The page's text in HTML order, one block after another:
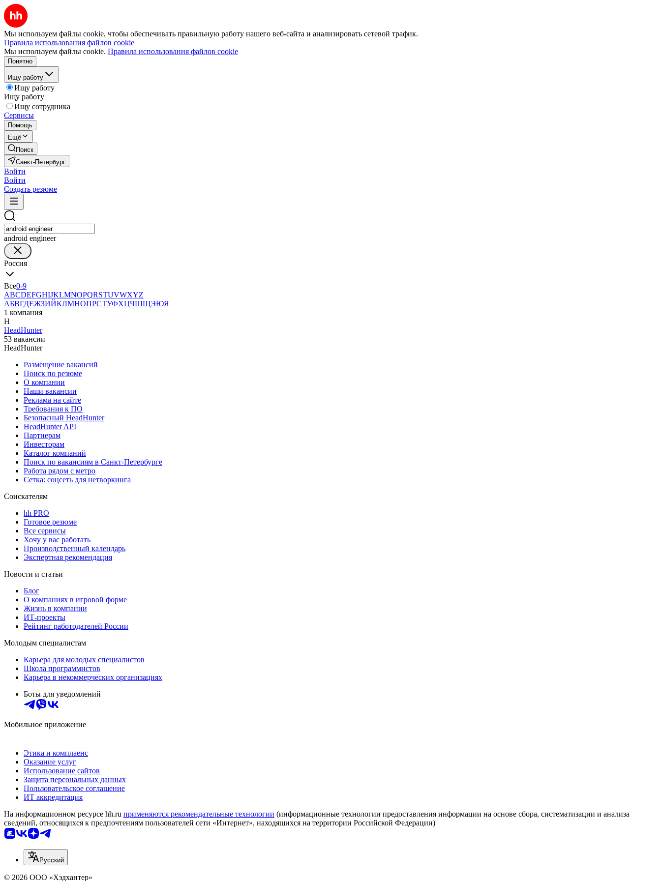
Мы используем файлы cookie, чтобы обеспечивать правильную работу нашего веб-сайта и анализировать сетевой трафик.
Правила использования файлов cookie
Мы используем файлы cookie. Правила использования файлов cookie
Понятно
Ищу работу
Ищу работу
Ищу работу
Ищу сотрудника
Сервисы
Помощь
Ещё
Поиск
Санкт-Петербург
Войти
Войти
Создать резюме
android engineer
Россия
Все0-9
ABCDEFGHIJKLMNOPQRSTUVWXYZ
АБВГДЕЖЗИЙКЛМНОПРСТУФХЦЧШЩЭЮЯ
1 компания
H
HeadHunter
53 вакансии
HeadHunter
Размещение вакансий
Поиск по резюме
О компании
Наши вакансии
Реклама на сайте
Требования к ПО
Безопасный HeadHunter
HeadHunter API
Партнерам
Инвесторам
Каталог компаний
Поиск по вакансиям в Санкт-Петербурге
Работа рядом с метро
Сетка: соцсеть для нетворкинга
Соискателям
hh PRO
Готовое резюме
Все сервисы
Хочу у вас работать
Производственный календарь
Экспертная рекомендация
Новости и статьи
Блог
О компаниях в игровой форме
Жизнь в компании
ИТ-проекты
Рейтинг работодателей России
Молодым специалистам
Карьера для молодых специалистов
Школа программистов
Карьера в некоммерческих организациях
Боты для уведомлений
Мобильное приложение
Этика и комплаенс
Оказание услуг
Использование сайтов
Защита персональных данных
Пользовательское соглашение
ИТ аккредитация
На информационном ресурсе hh.ru применяются рекомендательные технологии (информационные технологии предоставления информации на основе сбора, систематизации и анализа
сведений, относящихся к предпочтениям пользователей сети «Интернет», находящихся на территории Российской Федерации)
Русский
© 2026 ООО «Хэдхантер»